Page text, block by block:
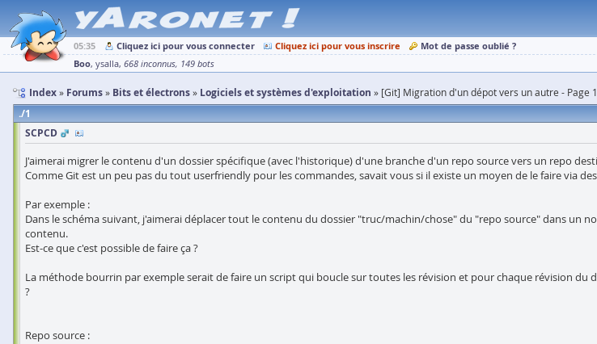
05:35 Cliquez ici pour vous connecter Cliquez ici pour vous inscrire
Mot de passe oublié ?
Boo ysalla 668 inconnus 149 bots
Index Forums Bits et électrons Logiciels et systèmes d'exploitation [Git] Migration d'un dépot vers un autre - Page 1
1
SCPCD
J'aimerai migrer le contenu d'un dossier spécifique (avec l'historique) d'une branche d'un repo source vers un repo
Comme Git est un peu pas du tout userfriendly pour les commandes, savait vous si il existe un moyen de le faire via
Par exemple :
Dans le schéma suivant, j'aimerai déplacer tout le contenu du dossier "truc/machin/chose" du "repo source" dans
contenu.
Est-ce que c'est possible de faire ça ?
La méthode bourrin par exemple serait de faire un script qui boucle sur toutes les révision et pour chaque révision
?
Repo source :